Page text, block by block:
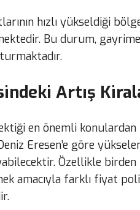
hızlı yükseldiği
Bu durum,
Artış
en önemli
Eresen’e göre
Özellikle
amacıyla farklı fiyat